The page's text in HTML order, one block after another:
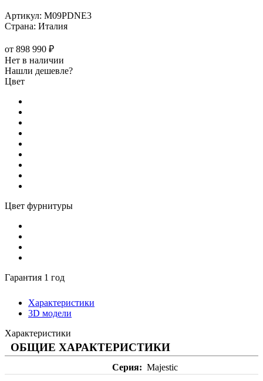
Артикул: M09PDNE3
Страна: Италия
от 898 990 ₽
Нет в наличии
Нашли дешевле?
Цвет
Цвет фурнитуры
Гарантия 1 год
Характеристики
3D модели
Характеристики
ОБЩИЕ ХАРАКТЕРИСТИКИ
Серия Majestic